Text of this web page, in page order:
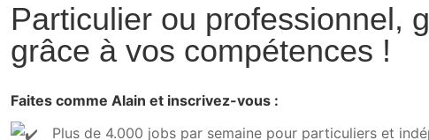
Particulier ou professionnel,
grâce à vos compétences !
Faites comme Alain et inscrivez-vous :
Plus de 4.000 jobs par semaine pour particuliers et